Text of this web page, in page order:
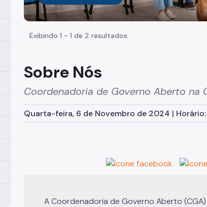
Exibindo 1 - 1 de 2 resultados.
Sobre Nós
Coordenadoria de Governo Aberto na
Quarta-feira, 6 de Novembro de 2024 |
A Coordenadoria de Governo Aberto